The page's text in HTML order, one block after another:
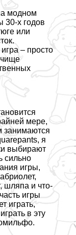
модном
30-х годов
или
– просто
мере,
занимаются
, я
выбирают
сильно
игры,
шляпа и что-
игры
играть,
в эту